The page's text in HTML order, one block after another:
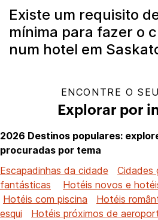
Existe um requisito
mínima para fazer o
num hotel em
ENCONTRE O
Explorar por
2026 Destinos populares:
procuradas por tema
Escapadinhas da cidade
Cidades
fantásticas
Hotéis novos e
Hotéis com piscina
Hotéis
esqui
Hotéis próximos de